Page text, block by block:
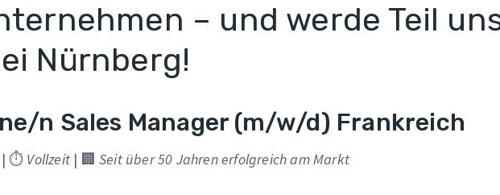
– und werde Teil
Nürnberg!
n Sales Manager (m/w/d) Frankreich
| ⏱ Vollzeit | 🏢Seit über 50 Jahren erfolgreich am Markt